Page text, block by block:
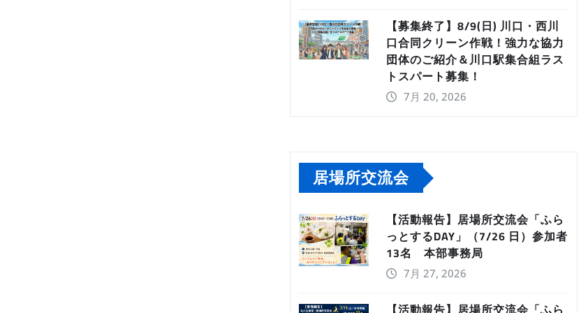
【募集終了】8/9(日) 川口・西川
口合同クリーン作戦！強力な協力
団体のご紹介＆川口駅集合組ラス
トスパート募集！
7月 20, 2026
居場所交流会
【活動報告】居場所交流会「ふら
っとするDAY」（7/26 日）参加者
13名 本部事務局
7月 27, 2026